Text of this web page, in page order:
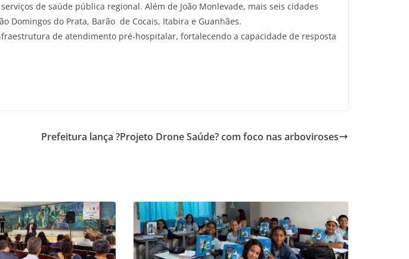
de saúde pública regional. Além de João Monlevade, mais seis cidades
Domingos do Prata, Barão de Cocais, Itabira e Guanhães.
de atendimento pré-hospitalar, fortalecendo a capacidade de resposta
Prefeitura lança ?Projeto Drone Saúde? com foco nas arboviroses